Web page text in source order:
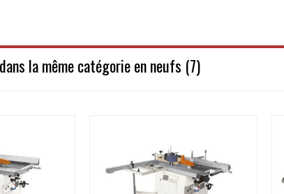
la même catégorie en neufs (7)